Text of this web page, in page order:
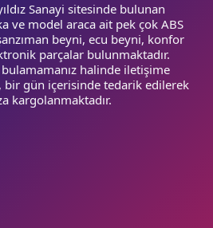
Sanayi sitesinde bulunan
ve model araca ait pek çok ABS
beyni, ecu beyni, konfor
parçalar bulunmaktadır.
bulamamanız halinde iletişime
gün içerisinde tedarik edilerek
kargolanmaktadır.